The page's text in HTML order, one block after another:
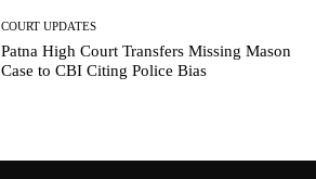
COURT UPDATES
Patna High Court Transfers Missing Mason
Case to CBI Citing Police Bias